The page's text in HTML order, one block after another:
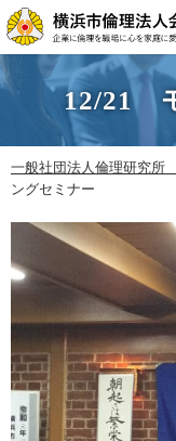
12/21
一般社団法人倫理研究所
ングセミナー